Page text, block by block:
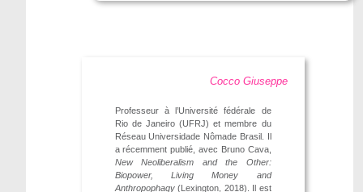
Cocco Giuseppe
Professeur à l’Université fédérale de
Rio de Janeiro (UFRJ) et membre du
Réseau Universidade Nômade Brasil. Il
a récemment publié, avec Bruno Cava,
New Neoliberalism and the Other:
Biopower, Living Money and
Anthropophagy(Lexington, 2018). Il est